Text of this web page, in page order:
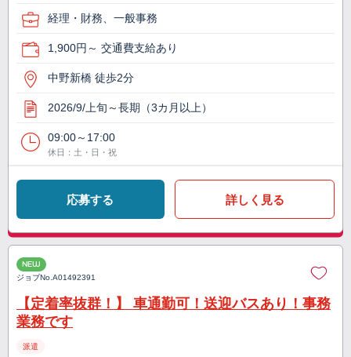
経理・財務、一般事務
1,900円～ 交通費支給あり
中野新橋 徒歩2分
2026/9/上旬～長期（3カ月以上）
09:00～17:00
休日：土・日・祝
応募する 詳しく見る
NEW
ジョブNo.A01492391
【定着率抜群！】 車通勤可！送迎バスあり！事務
業務です
派遣